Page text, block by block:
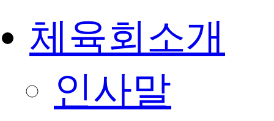
체육회소개
인사말